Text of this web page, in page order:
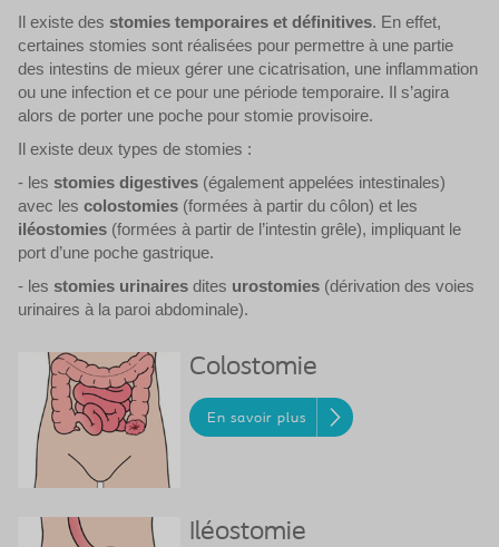
Il existe des stomies temporaires et définitives. En effet,
certaines stomies sont réalisées pour permettre à une partie
des intestins de mieux gérer une cicatrisation, une inflammation
ou une infection et ce pour une période temporaire. Il s’agira
alors de porter une poche pour stomie provisoire.
Il existe deux types de stomies :
- les stomies digestives (également appelées intestinales)
avec les colostomies (formées à partir du côlon) et les
iléostomies (formées à partir de l’intestin grêle), impliquant le
port d’une poche gastrique.
- les stomies urinaires dites urostomies (dérivation des voies
urinaires à la paroi abdominale).
Colostomie
En savoir plus
Iléostomie